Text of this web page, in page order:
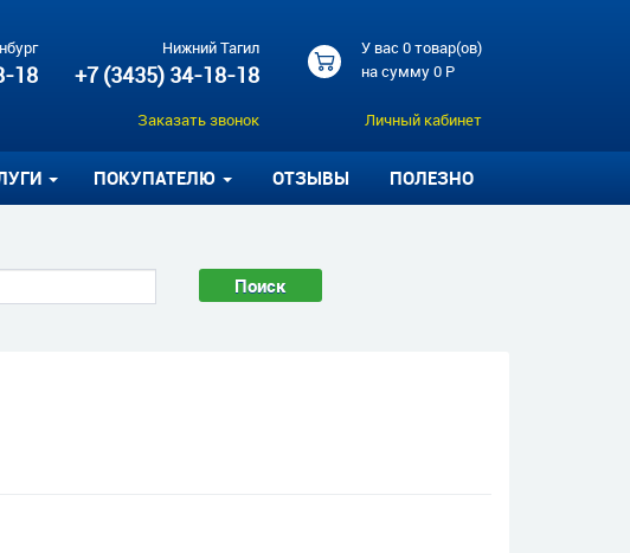
18
Нижний Тагил
+7 (3435) 34-18-18
Заказать звонок
У вас 0 товар(ов)
на сумму0 Р
Личный кабинет
ПОКУПАТЕЛЮ ОТЗЫВЫ ПОЛЕЗНО
Поиск